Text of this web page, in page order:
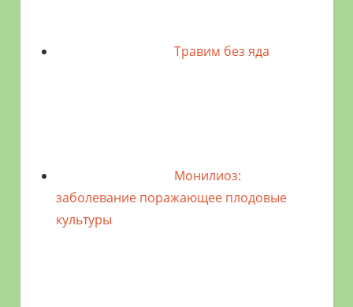
Травим без яда
Монилиоз:
заболевание поражающее плодовые
культуры